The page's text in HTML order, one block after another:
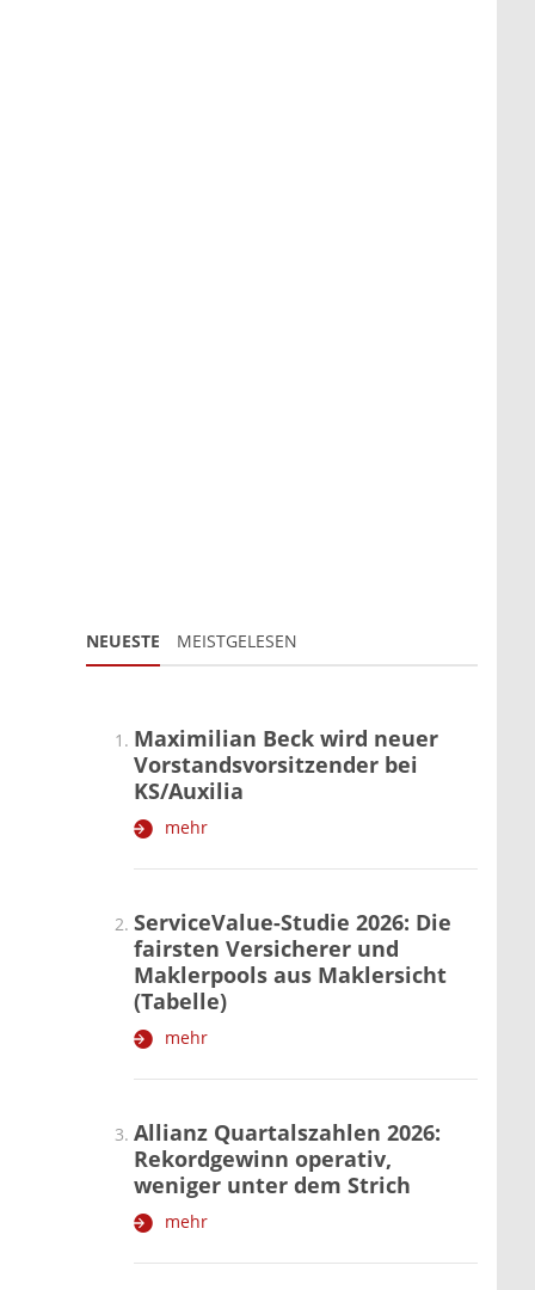
NEUESTE MEISTGELESEN
Maximilian Beck wird neuer
Vorstandsvorsitzender bei
KS/Auxilia
mehr
ServiceValue-Studie 2026: Die
fairsten Versicherer und
Maklerpools aus Maklersicht
(Tabelle)
mehr
Allianz Quartalszahlen 2026:
Rekordgewinn operativ,
weniger unter dem Strich
mehr